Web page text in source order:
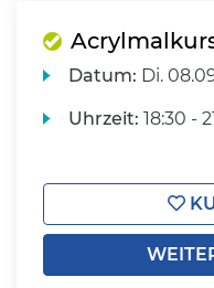
Datum: Di.
Uhrzeit: 18:30 -